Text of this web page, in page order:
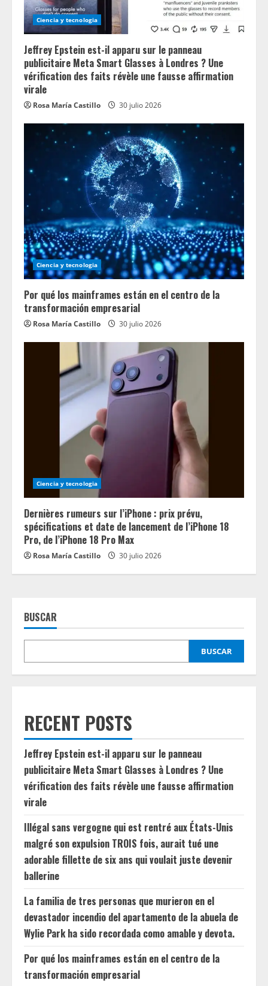
i
n
g
Ciencia y tecnologia
Jeffrey Epstein est-il apparu sur le panneau
publicitaire Meta Smart Glasses à Londres ? Une
vérification des faits révèle une fausse affirmation
virale
Rosa María Castillo 30 julio 2026
Ciencia y tecnologia
Por qué los mainframes están en el centro de la
transformación empresarial
Rosa María Castillo 30 julio 2026
Ciencia y tecnologia
Dernières rumeurs sur l’iPhone : prix prévu,
spécifications et date de lancement de l’iPhone 18
Pro, de l’iPhone 18 Pro Max
Rosa María Castillo 30 julio 2026
BUSCAR
BUSCAR
RECENT POSTS
Jeffrey Epstein est-il apparu sur le panneau
publicitaire Meta Smart Glasses à Londres ? Une
vérification des faits révèle une fausse affirmation
virale
Illégal sans vergogne qui est rentré aux États-Unis
malgré son expulsion TROIS fois, aurait tué une
adorable fillette de six ans qui voulait juste devenir
ballerine
La familia de tres personas que murieron en el
devastador incendio del apartamento de la abuela de
Wylie Park ha sido recordada como amable y devota.
Por qué los mainframes están en el centro de la
transformación empresarial